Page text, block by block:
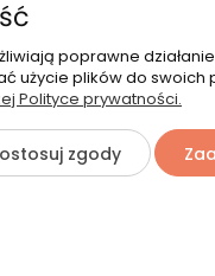
poprawne
użycie plików do
Polityce prywatności.
zgody